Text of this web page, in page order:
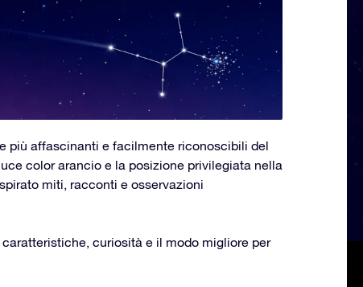
più affascinanti e facilmente riconoscibili del
color arancio e la posizione privilegiata nella
miti, racconti e osservazioni
curiosità e il modo migliore per